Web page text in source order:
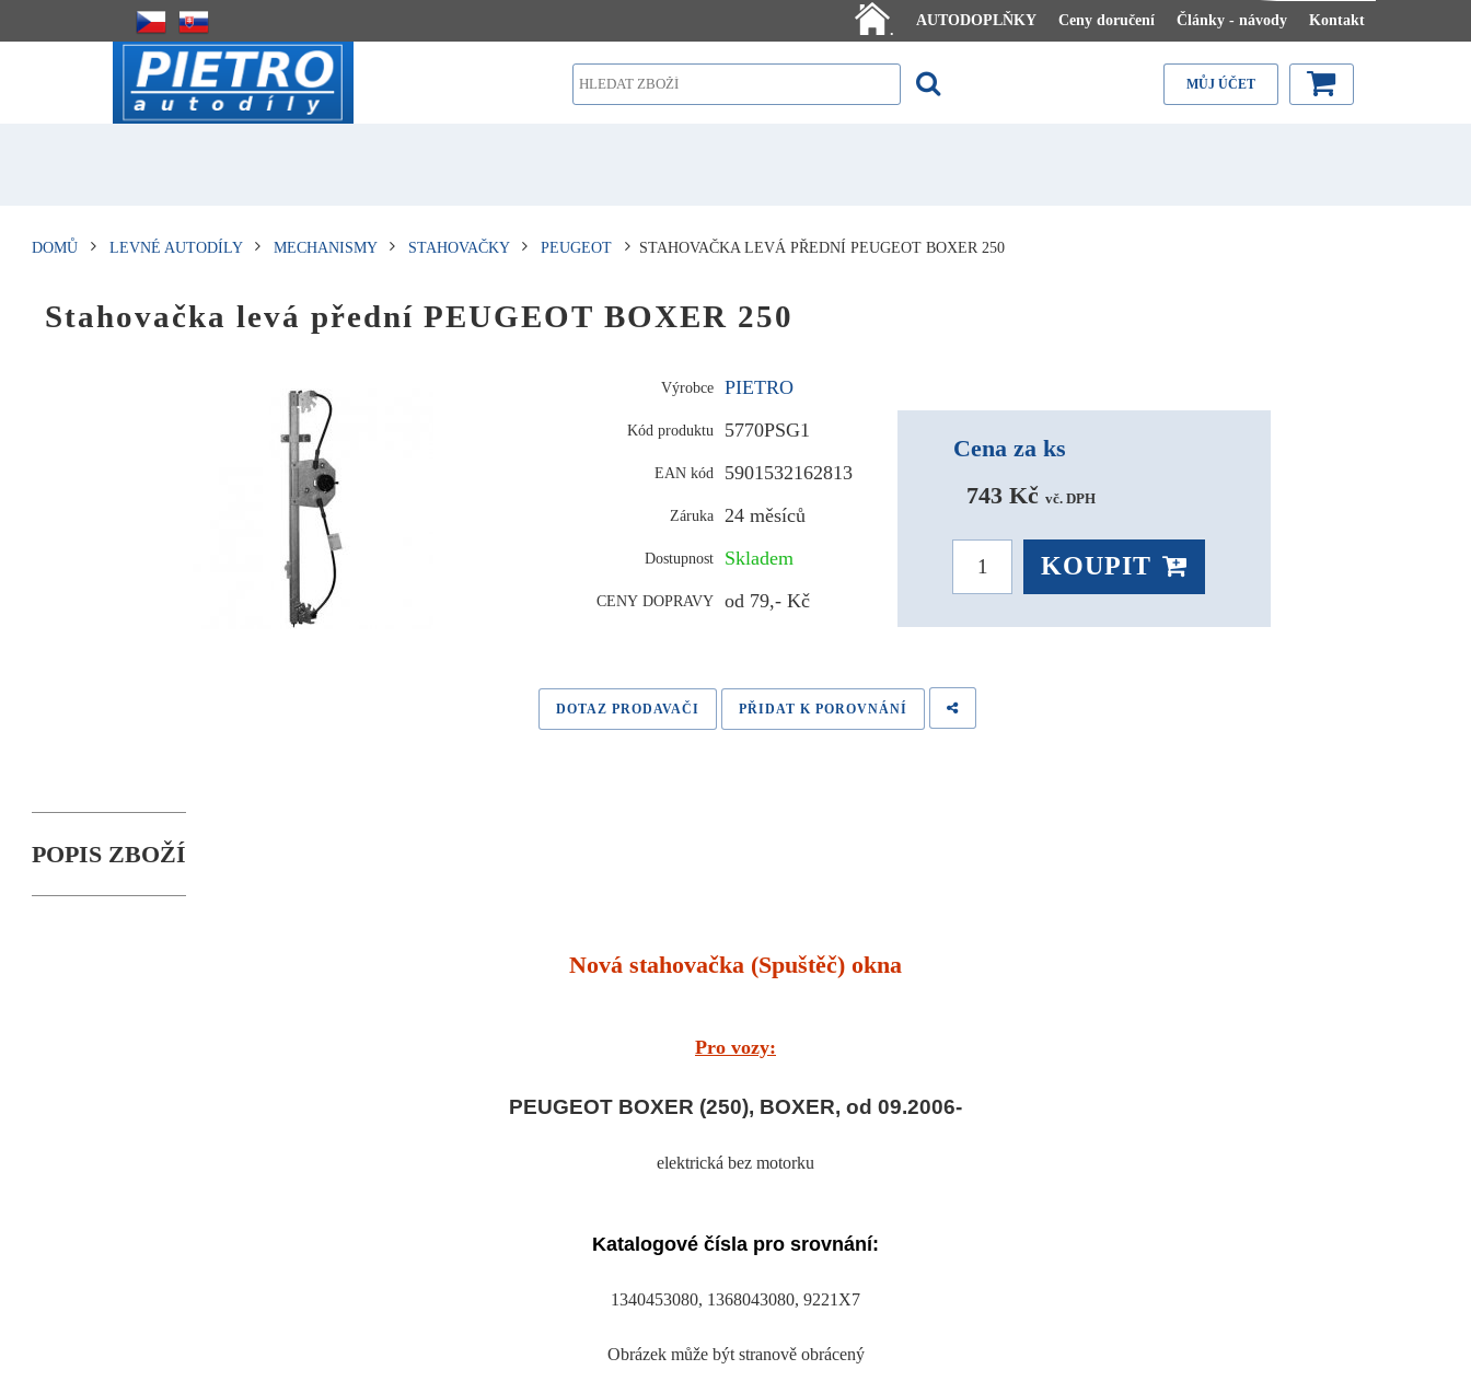
.
AUTODOPLŇKY Ceny doručení Články - návody Kontakt
MŮJ ÚČET
DOMŮ LEVNÉ AUTODÍLY MECHANISMY STAHOVAČKY PEUGEOT STAHOVAČKA LEVÁ PŘEDNÍ PEUGEOT BOXER 250
Stahovačka levá přední PEUGEOT BOXER 250
Výrobce PIETRO
Kód produktu 5770PSG1
EAN kód 5901532162813
Záruka 24 měsíců
Dostupnost Skladem
CENY DOPRAVY od 79,- Kč
Cena za ks
743 Kč vč. DPH
KOUPIT
DOTAZ PRODAVAČI PŘIDAT K POROVNÁNÍ
POPIS ZBOŽÍ
Nová stahovačka (Spuštěč) okna
Pro vozy:
PEUGEOT BOXER (250), BOXER, od 09.2006-
elektrická bez motorku
Katalogové čísla pro srovnání:
1340453080, 1368043080, 9221X7
Obrázek může být stranově obrácený